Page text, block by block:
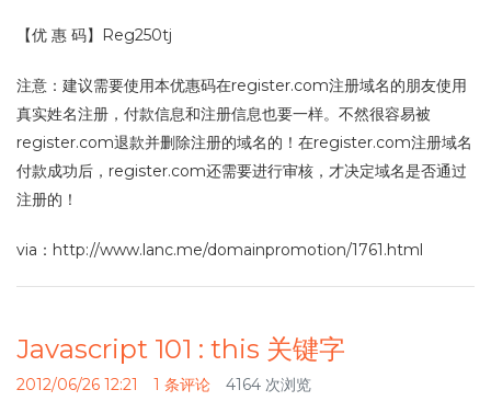
【优 惠 码】Reg250tj
注意：建议需要使用本优惠码在register.com注册域名的朋友使用
真实姓名注册，付款信息和注册信息也要一样。不然很容易被
register.com退款并删除注册的域名的！在register.com注册域名
付款成功后，register.com还需要进行审核，才决定域名是否通过
注册的！
via：http://www.lanc.me/domainpromotion/1761.html
Javascript 101 : this 关键字
2012/06/26 12:21 1 条评论 4164 次浏览